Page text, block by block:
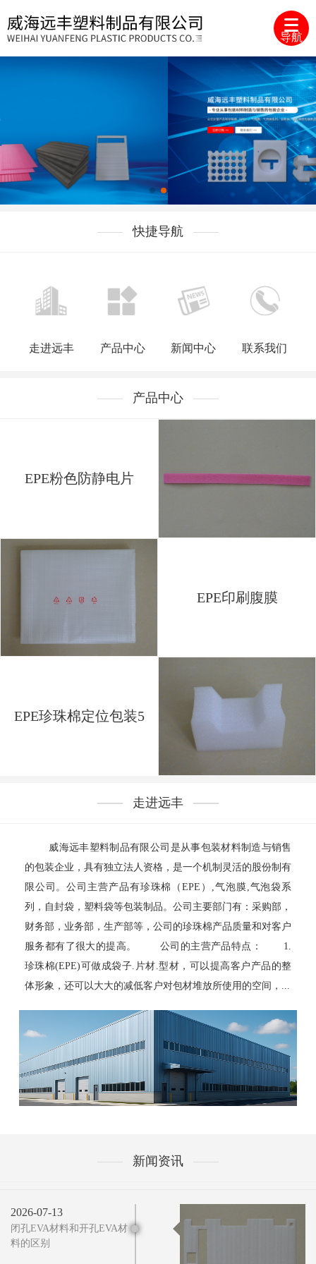
导航
快捷导航
走进远丰 产品中心 新闻中心 联系我们
产品中心
EPE粉色防静电片
EPE印刷腹膜
EPE珍珠棉定位包装5
走进远丰
威海远丰塑料制品有限公司是从事包装材料制造与销售
的包装企业，具有独立法人资格，是一个机制灵活的股份制有
限公司。公司主营产品有珍珠棉（EPE）,气泡膜,气泡袋系
列，自封袋，塑料袋等包装制品。公司主要部门有：采购部，
财务部，业务部，生产部等，公司的珍珠棉产品质量和对客户
服务都有了很大的提高。 公司的主营产品特点： 1.
珍珠棉(EPE)可做成袋子.片材.型材，可以提高客户产品的整
体形象，还可以大大的减低客户对包材堆放所使用的空间，...
新闻资讯
2026-07-13
闭孔EVA材料和开孔EVA材
料的区别